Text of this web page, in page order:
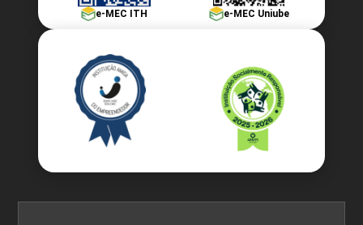
e-MEC ITH e-MEC Uniube